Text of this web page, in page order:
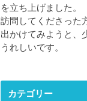
を立ち上げました。
訪問してくださった
出かけてみようと、
うれしいです。
カテゴリー